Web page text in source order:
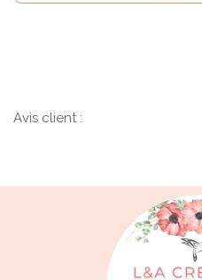
Avis client :